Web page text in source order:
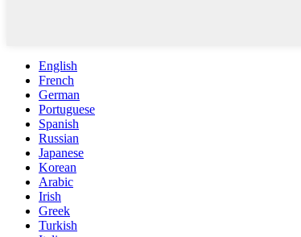
English
French
German
Portuguese
Spanish
Russian
Japanese
Korean
Arabic
Irish
Greek
Turkish